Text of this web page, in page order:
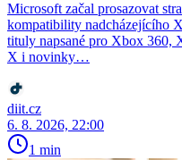
Microsoft začal prosazovat
kompatibility nadcházejícího
tituly napsané pro Xbox 360,
X i novinky…
diit.cz
6. 8. 2026, 22:00
1 min